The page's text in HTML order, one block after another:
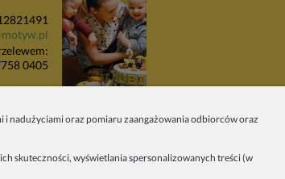
0405
Motyw
z
i nadużyciami oraz pomiaru zaangażowania odbiorców oraz
skuteczności, wyświetlania spersonalizowanych treści (w